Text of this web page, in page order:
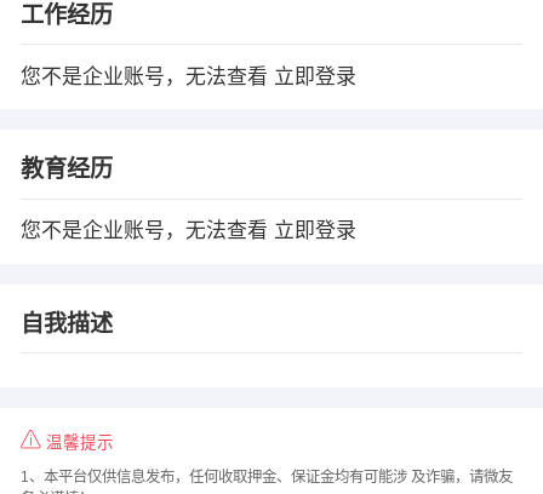
工作经历
您不是企业账号，无法查看 立即登录
教育经历
您不是企业账号，无法查看 立即登录
自我描述
温馨提示
1、本平台仅供信息发布，任何收取押金、保证金均有可能涉 及诈骗，请微友